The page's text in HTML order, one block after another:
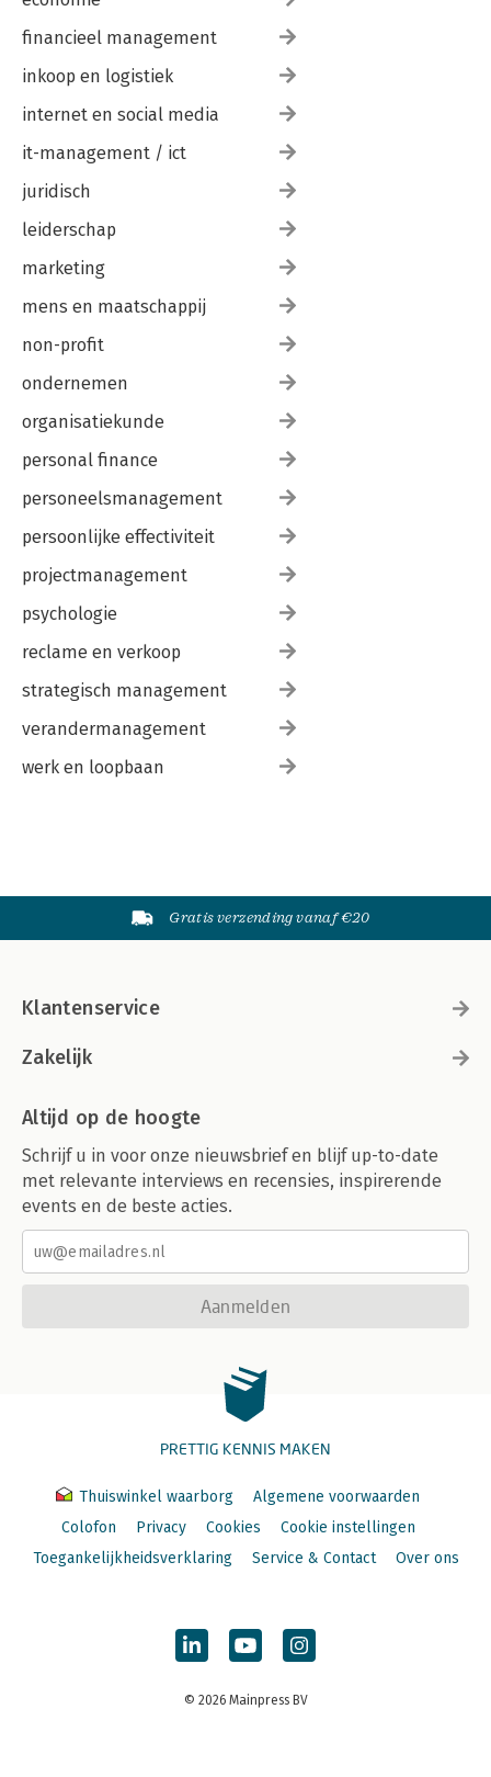
financieel management
inkoop en logistiek
internet en social media
it-management / ict
juridisch
leiderschap
marketing
mens en maatschappij
non-profit
ondernemen
organisatiekunde
personal finance
personeelsmanagement
persoonlijke effectiviteit
projectmanagement
psychologie
reclame en verkoop
strategisch management
verandermanagement
werk en loopbaan
Gratis verzending vanaf €20
Klantenservice
Zakelijk
Altijd op de hoogte
Schrijf u in voor onze nieuwsbrief en blijf up-to-date
met relevante interviews en recensies, inspirerende
events en de beste acties.
Aanmelden
PRETTIG KENNIS MAKEN
Thuiswinkel waarborg
Algemene voorwaarden
Colofon
Privacy Cookies
Cookie instellingen
Toegankelijkheidsverklaring
Service & Contact Over ons
© 2026 Mainpress BV